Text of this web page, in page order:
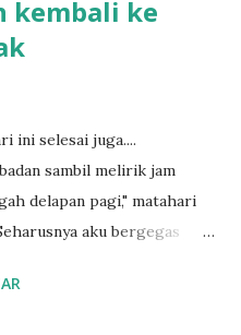
kembali ke
ini selesai juga....
sambil melirik jam
delapan pagi," matahari
aku bergegas
> bercerita ria dia blog
nulis, aku